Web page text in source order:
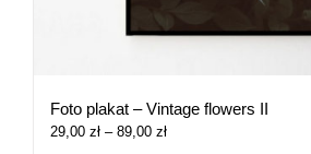
Foto plakat – Vintage flowers II
29,00 zł – 89,00 złZakres